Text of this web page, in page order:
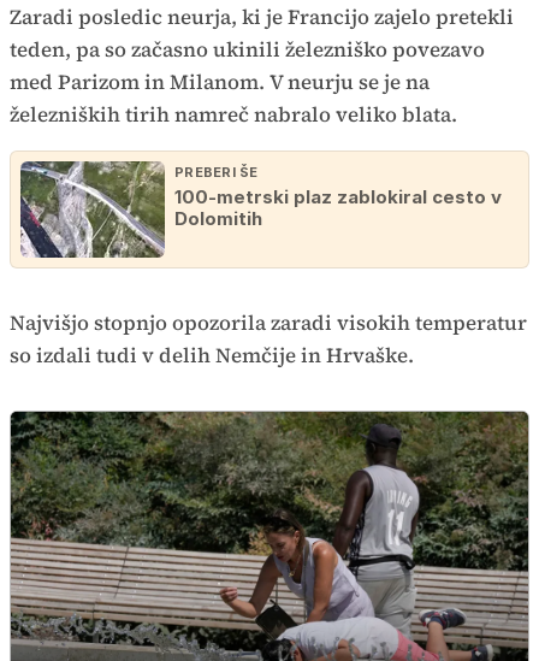
Zaradi posledic neurja, ki je Francijo zajelo pretekli
teden, pa so začasno ukinili železniško povezavo
med Parizom in Milanom. V neurju se je na
železniških tirih namreč nabralo veliko blata.
PREBERI ŠE
100-metrski plaz zablokiral cesto v
Dolomitih
Najvišjo stopnjo opozorila zaradi visokih temperatur
so izdali tudi v delih Nemčije in Hrvaške.